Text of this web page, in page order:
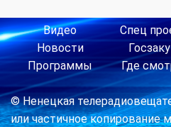
Видео
Новости
Программы
Спец
Где
© Ненецкая
или частичное копирование